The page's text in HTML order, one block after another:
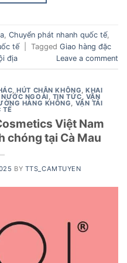
Chuyển phát nhanh quốc tế,
tế Tagged Giao hàng đặc
địa Leave a comment
,HÚT CHÂN KHÔNG,KHAI
NGOÀI, TIN TỨC, VẬN
HÀNG KHÔNG, VẬN TẢI
TẾ
Việt Nam
chóng tại Cà Mau
BY TTS_CAMTUYEN